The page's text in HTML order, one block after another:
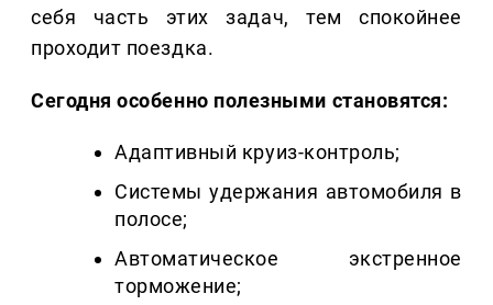
себя часть этих задач, тем спокойнее
проходит поездка.
Сегодня особенно полезными становятся:
Адаптивный круиз-контроль;
Системы удержания автомобиля в
полосе;
Автоматическое экстренное
торможение;